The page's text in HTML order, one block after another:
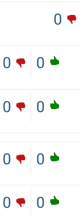
0
0
0
0
0
0
0
0
0